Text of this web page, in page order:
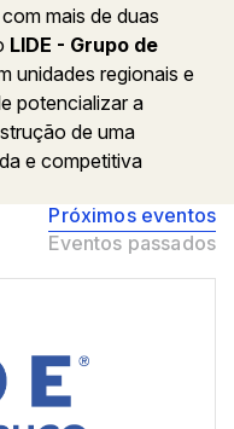
mais de duas
LIDE - Grupo de
unidades regionais e
potencializar a
de uma
e competitiva
Próximos eventos
Eventos passados